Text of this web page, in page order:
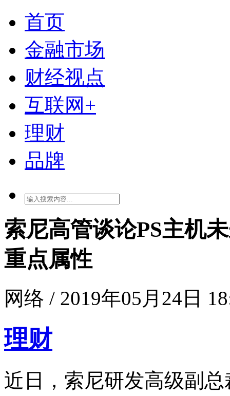
首页
金融市场
财经视点
互联网+
理财
品牌
索尼高管谈论PS主机
重点属性
网络 / 2019年05月24日
理财
近日，索尼研发高级副